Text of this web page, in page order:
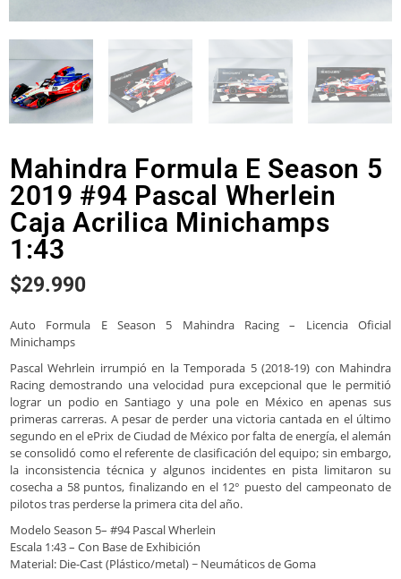
Mahindra Formula E Season 5
2019 #94 Pascal Wherlein
Caja Acrilica Minichamps
1:43
$29.990
Auto Formula E Season 5 Mahindra Racing – Licencia Oficial
Minichamps
Pascal Wehrlein irrumpió en la Temporada 5 (2018-19) con Mahindra
Racing demostrando una velocidad pura excepcional que le permitió
lograr un podio en Santiago y una pole en México en apenas sus
primeras carreras. A pesar de perder una victoria cantada en el último
segundo en el ePrix de Ciudad de México por falta de energía, el alemán
se consolidó como el referente de clasificación del equipo; sin embargo,
la inconsistencia técnica y algunos incidentes en pista limitaron su
cosecha a 58 puntos, finalizando en el 12° puesto del campeonato de
pilotos tras perderse la primera cita del año.
Modelo Season 5– #94 Pascal Wherlein
Escala 1:43 – Con Base de Exhibición
Material: Die-Cast (Plástico/metal) ~ Neumáticos de Goma